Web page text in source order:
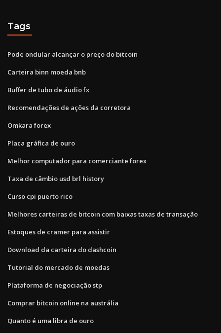
Tags
Pode ondular alcançar o preço do bitcoin
Carteira binn moeda bnb
Buffer de tubo de áudio fx
Recomendações de ações da corretora
Omkara forex
Placa gráfica de ouro
Melhor computador para comerciante forex
Taxa de câmbio usd brl history
Curso cpi puerto rico
Melhores carteiras de bitcoin com baixas taxas de transação
Estoques de cramer para assistir
Download da carteira do dashcoin
Tutorial do mercado de moedas
Plataforma de negociação stp
Comprar bitcoin online na austrália
Quanto é uma libra de ouro